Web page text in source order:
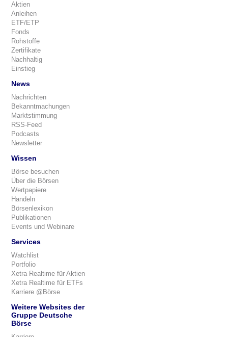
Aktien
Anleihen
ETF/ETP
Fonds
Rohstoffe
Zertifikate
Nachhaltig
Einstieg
News
Nachrichten
Bekanntmachungen
Marktstimmung
RSS-Feed
Podcasts
Newsletter
Wissen
Börse besuchen
Über die Börsen
Wertpapiere
Handeln
Börsenlexikon
Publikationen
Events und Webinare
Services
Watchlist
Portfolio
Xetra Realtime für Aktien
Xetra Realtime für ETFs
Karriere @Börse
Weitere Websites der
Gruppe Deutsche
Börse